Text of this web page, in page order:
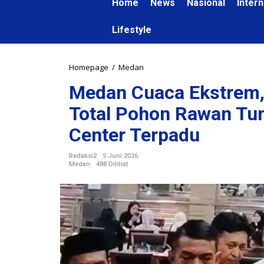
Home News Nasional
Lifestyle
Homepage / Medan
d
a
n
u
E
k
s
t
r
e
m
Medan Cuaca
Total Pohon Rawan
Center Terpadu
Redaksi2
5 Juni 2026
Medan
488 Dilihat